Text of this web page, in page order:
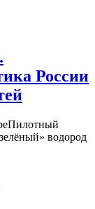
России
водород